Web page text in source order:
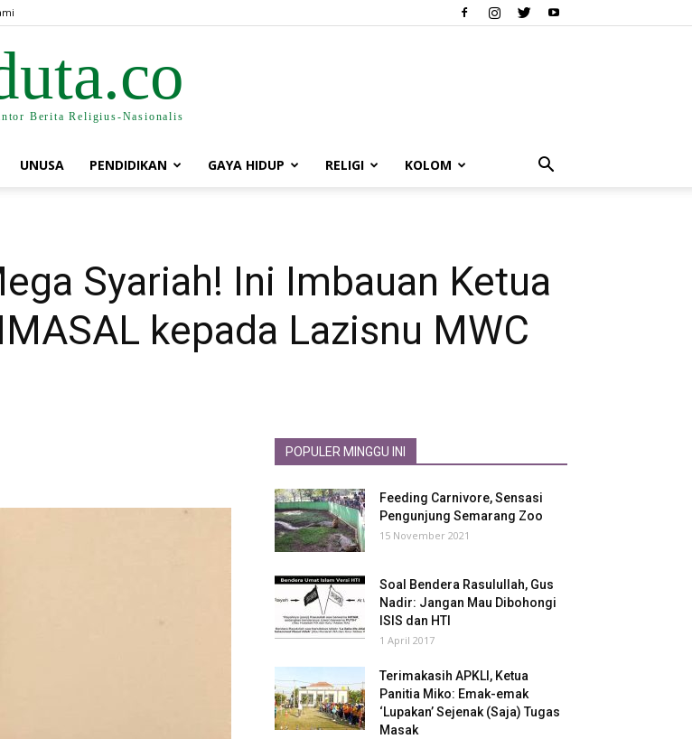
Berita Religius-Nasionalis
UNUSA PENDIDIKAN GAYA HIDUP RELIGI KOLOM
Syariah! Ini Imbauan Ketua
kepada Lazisnu MWC
POPULER MINGGU INI
Feeding Carnivore, Sensasi
Pengunjung Semarang Zoo
15 November 2021
Soal Bendera Rasulullah, Gus
Nadir: Jangan Mau Dibohongi
ISIS dan HTI
1 April 2017
Terimakasih APKLI, Ketua
Panitia Miko: Emak-emak
‘Lupakan’ Sejenak (Saja) Tugas
Masak